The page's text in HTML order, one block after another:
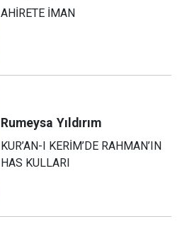
AHİRETE İMAN
Rumeysa Yıldırım
KUR’AN-I KERİM’DE RAHMAN’IN
HAS KULLARI